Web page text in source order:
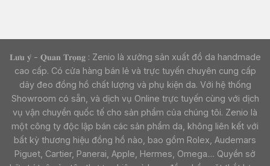
𝐋𝐮̛𝐮 𝐲́ - 𝐐𝐮𝐚𝐧 𝐓𝐫𝐨̣𝐧𝐠 : Zenio là xưởng sản xuất đồ da handmade
cao cấp. Có cửa hàng bán lẻ và trực tuyến chuyên cung cấp
dây đeo đồng hồ chất lượng và phụ kiện da. Với hệ thống
Showroom có sẵn, và dịch vụ Online trực tuyến cùng với dịch
vụ vận chuyển quốc tế cho sản phẩm của chúng tôi. Zenio là
một công ty độc lập bán các sản phẩm da, không liên kết với
bất kỳ thương hiệu đồng hồ nào, bao gồm Rolex, Audemars
Piguet, Cartier, Panerai, Apple, Hermes, Omega.... Quyền sở